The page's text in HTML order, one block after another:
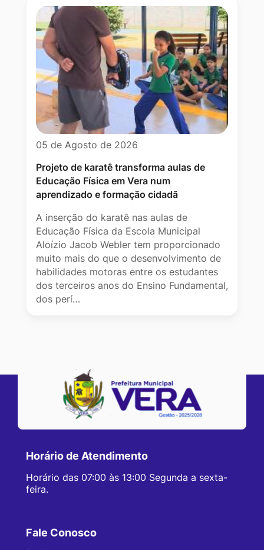
05 de Agosto de 2026
Projeto de karatê transforma aulas de
Educação Física em Vera num
aprendizado e formação cidadã
A inserção do karatê nas aulas de
Educação Física da Escola Municipal
Aloízio Jacob Webler tem proporcionado
muito mais do que o desenvolvimento de
habilidades motoras entre os estudantes
dos terceiros anos do Ensino Fundamental,
dos perí…
Horário de Atendimento
Horário das 07:00 às 13:00 Segunda a sexta-
feira.
Fale Conosco